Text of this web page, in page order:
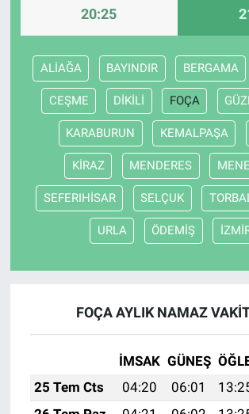
20:25
ALİAĞA BAYINDIR BERGAMA
CEŞME DİKİLİ FOÇA
KARABURUN KEMALPAŞA
KİRAZ MENDERES
SEFERIHİSAR SELÇUK
URLA ÖDEMİŞ
FOÇA AYLIK NAMAZ
İMSAK GÜNEŞ
25 Tem Cts
04:20 06:01